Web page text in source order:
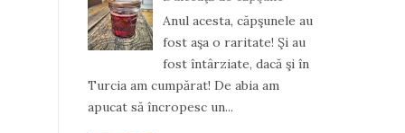
Anul acesta, căpşunele au
fost aşa o raritate! Şi au
fost întârziate, dacă şi în
Turcia am cumpărat! De abia am
apucat să încropesc un...